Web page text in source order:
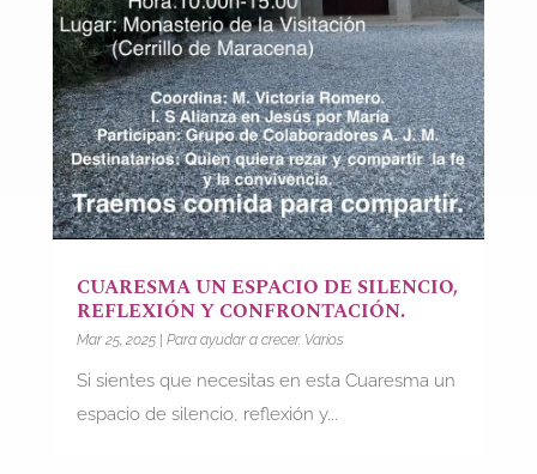
CUARESMA UN ESPACIO DE SILENCIO,
REFLEXIÓN Y CONFRONTACIÓN.
Mar 25, 2025| Para ayudar a crecer. Varios
Si sientes que necesitas en esta Cuaresma un
espacio de silencio, reflexión y...